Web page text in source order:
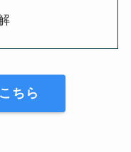
ちら